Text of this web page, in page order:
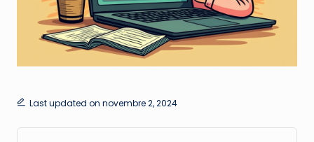
Last updated on novembre 2, 2024